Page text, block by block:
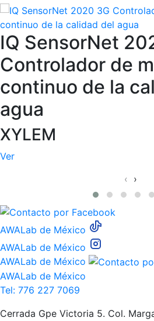
IQ SensorNet
Controlador de
continuo de la
agua
XYLEM
Ver
‹ ›
AWALab de México
AWALab de México
AWALab de México
AWALab de México
Tel: 776 227 7069
Cerrada Gpe Victoria 5. Col.